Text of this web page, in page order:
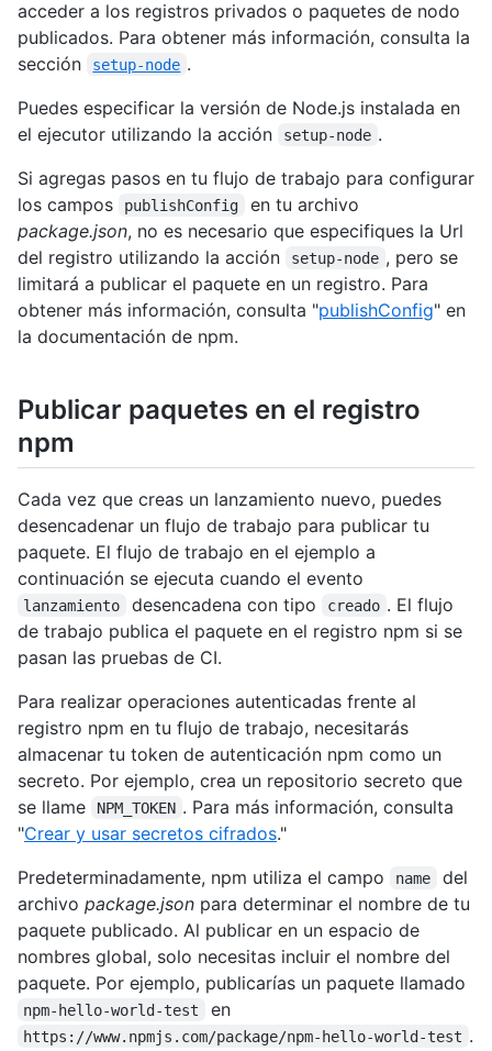
acceder a los registros privados o paquetes de nodo
publicados. Para obtener más información, consulta la
sección
setup-node .
Puedes especificar la versión de Node.js instalada en
el ejecutor utilizando la acción
setup-node .
Si agregas pasos en tu flujo de trabajo para configurar
los campos
publishConfig
en tu archivo
package.json, no es necesario que especifiques la Url
del registro utilizando la acción
setup-node , pero se
limitará a publicar el paquete en un registro. Para
obtener más información, consulta "publishConfig" en
la documentación de npm.
Publicar paquetes en el registro
npm
Cada vez que creas un lanzamiento nuevo, puedes
desencadenar un flujo de trabajo para publicar tu
paquete. El flujo de trabajo en el ejemplo a
continuación se ejecuta cuando el evento
lanzamiento desencadena con tipo creado . El flujo
de trabajo publica el paquete en el registro npm si se
pasan las pruebas de CI.
Para realizar operaciones autenticadas frente al
registro npm en tu flujo de trabajo, necesitarás
almacenar tu token de autenticación npm como un
secreto. Por ejemplo, crea un repositorio secreto que
se llame
NPM_TOKEN . Para más información, consulta
"Crear y usar secretos cifrados."
Predeterminadamente, npm utiliza el campo
name
del
archivo package.json para determinar el nombre de tu
paquete publicado. Al publicar en un espacio de
nombres global, solo necesitas incluir el nombre del
paquete. Por ejemplo, publicarías un paquete llamado
npm-hello-world-test en
https://www.npmjs.com/package/npm-hello-world-test .